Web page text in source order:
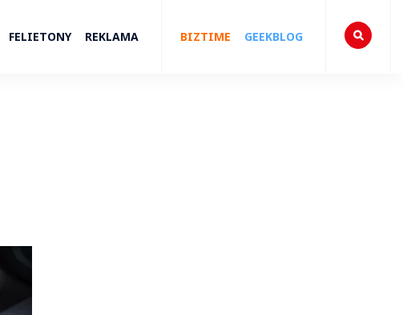
FELIETONY REKLAMA BIZTIME GEEKBLOG